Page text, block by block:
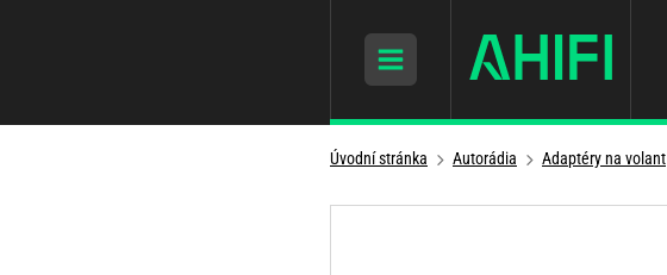
Úvodní stránka Autorádia Adaptéry na volant